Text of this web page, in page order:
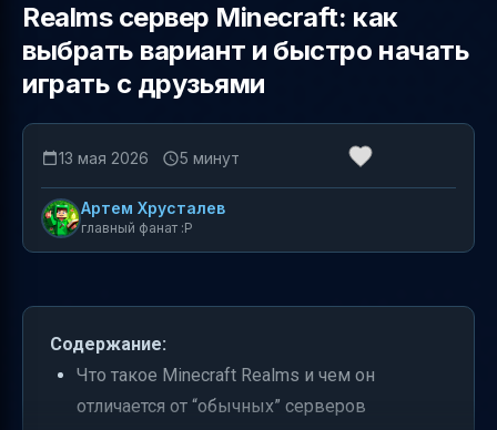
Realms сервер Minecraft: как
выбрать вариант и быстро начать
играть с друзьями
13 мая 2026 5 минут
Артем Хрусталев
главный фанат :P
Содержание:
Что такое Minecraft Realms и чем он
отличается от “обычных” серверов